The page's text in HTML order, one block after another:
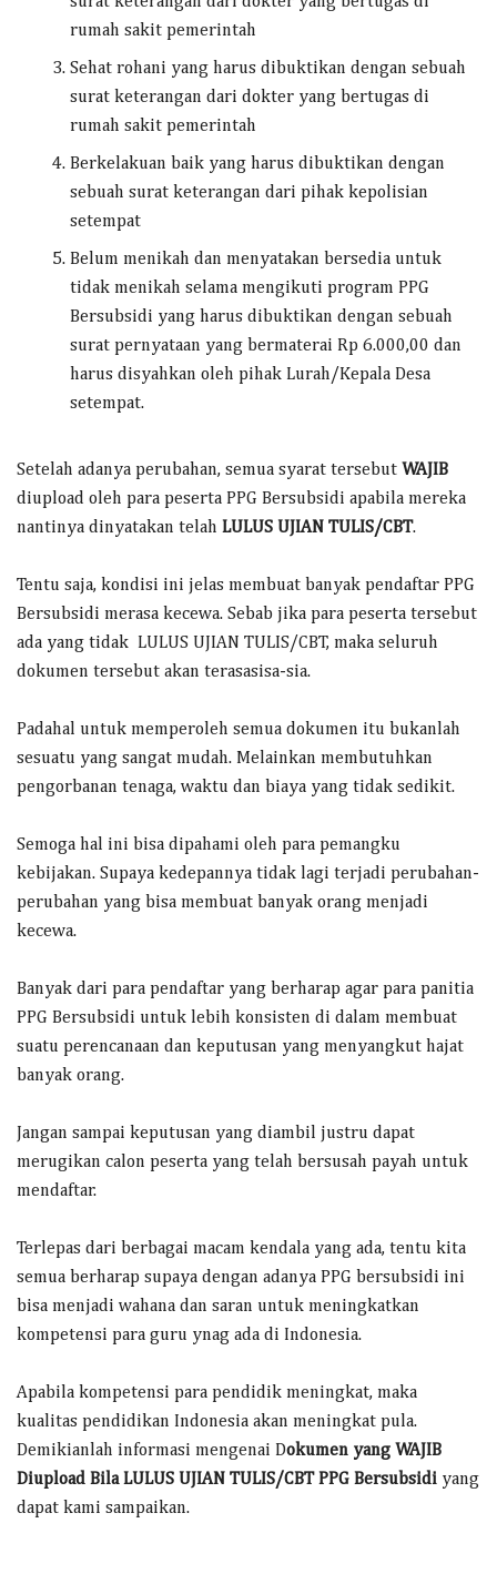
rumah sakit pemerintah
Sehat rohani yang harus dibuktikan dengan sebuah
surat keterangan dari dokter yang bertugas di
rumah sakit pemerintah
Berkelakuan baik yang harus dibuktikan dengan
sebuah surat keterangan dari pihak kepolisian
setempat
Belum menikah dan menyatakan bersedia untuk
tidak menikah selama mengikuti program PPG
Bersubsidi yang harus dibuktikan dengan sebuah
surat pernyataan yang bermaterai Rp 6.000,00 dan
harus disyahkan oleh pihak Lurah/Kepala Desa
setempat.
Setelah adanya perubahan, semua syarat tersebut WAJIB
diupload oleh para peserta PPG Bersubsidi apabila mereka
nantinya dinyatakan telah LULUS UJIAN TULIS/CBT.
Tentu saja, kondisi ini jelas membuat banyak pendaftar PPG
Bersubsidi merasa kecewa. Sebab jika para peserta tersebut
ada yang tidak LULUS UJIAN TULIS/CBT, maka seluruh
dokumen tersebut akan terasasisa-sia.
Padahal untuk memperoleh semua dokumen itu bukanlah
sesuatu yang sangat mudah. Melainkan membutuhkan
pengorbanan tenaga, waktu dan biaya yang tidak sedikit.
Semoga hal ini bisa dipahami oleh para pemangku
kebijakan. Supaya kedepannya tidak lagi terjadi perubahan-
perubahan yang bisa membuat banyak orang menjadi
kecewa.
Banyak dari para pendaftar yang berharap agar para panitia
PPG Bersubsidi untuk lebih konsisten di dalam membuat
suatu perencanaan dan keputusan yang menyangkut hajat
banyak orang.
Jangan sampai keputusan yang diambil justru dapat
merugikan calon peserta yang telah bersusah payah untuk
mendaftar.
Terlepas dari berbagai macam kendala yang ada, tentu kita
semua berharap supaya dengan adanya PPG bersubsidi ini
bisa menjadi wahana dan saran untuk meningkatkan
kompetensi para guru ynag ada di Indonesia.
Apabila kompetensi para pendidik meningkat, maka
kualitas pendidikan Indonesia akan meningkat pula.
Demikianlah informasi mengenai Dokumen yang WAJIB
Diupload Bila LULUS UJIAN TULIS/CBT PPG Bersubsidi yang
dapat kami sampaikan.